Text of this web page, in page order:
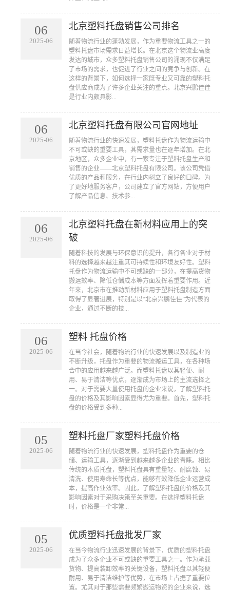
06
2025-06
北京塑料托盘销售公司排名
​随着物流行业的蓬勃发展，作为重要物流工具之一的
塑料托盘市场需求日益增长。在北京这个物流业高度
发达的城市，众多塑料托盘销售公司的涌现不仅满足
了市场的需求，也促进了行业之间的竞争与创新。在
这样的背景下，如何选择一家既专业又可靠的塑料托
盘供应商成为了许多企业关注的重点。北京兴鹏佳佳
是行业内颇具影...
06
2025-06
北京塑料托盘有限公司官网地址
​随着物流行业的快速发展，塑料托盘作为物流运输中
不可或缺的重要工具，其需求量也在逐年增加。在北
京地区，众多企业中，有一家专注于塑料托盘生产和
销售的企业——北京塑料托盘有限公司。该公司凭借
优质的产品和服务，在行业内树立了良好的口碑。为
了更好地服务客户，公司建立了官方网站，方便用户
了解产品信息、技术参...
06
2025-06
北京塑料托盘在新材料应用上的突
破
​随着科技的发展与环保意识的提升，各行各业对于材
料的选择越来越注重其可持续性和环境友好性。塑料
托盘作为物流运输中不可或缺的一部分，在提高货物
搬运效率、降低仓储成本等方面发挥着重要作用。近
年来，北京市在推动新材料应用于塑料托盘制造方面
取得了显著进展，特别是以“北京兴鹏佳佳”为代表的
企业，通过不断的技...
06
2025-06
塑料 托盘价格
​在当今社会，随着物流行业的快速发展以及制造业的
不断升级，托盘作为重要的物流搬运工具，在各种场
合中的应用越来越广泛。而塑料托盘以其轻便、耐
用、易于清洁等优点，逐渐成为市场上的主流选择之
一。对于需要大量使用托盘的企业来说，了解塑料托
盘的价格及其影响因素显得尤为重要。首先，塑料托
盘的价格受到多种...
05
2025-06
塑料托盘厂家塑料托盘价格
​随着物流行业的快速发展，塑料托盘作为重要的仓
储、运输工具，逐渐受到越来越多企业的青睐。相比
传统的木质托盘，塑料托盘具有重量轻、耐腐蚀、易
清洗、使用寿命长等优点，能够有效降低企业运营成
本，提高作业效率。因此，了解塑料托盘的价格及其
影响因素对于采购决策至关重要。在选择塑料托盘
时，价格是一个非常...
05
2025-06
优质塑料托盘批发厂家
​在当今物流行业迅速发展的背景下，优质的塑料托盘
成为了众多企业不可或缺的重要工具之一。作为承载
货物、提高装卸效率的关键设备，塑料托盘以其轻便
耐用、易于清洁维护等优势，在市场上占据了重要位
置。尤其对于那些需要频繁搬运物资的企业来说，选